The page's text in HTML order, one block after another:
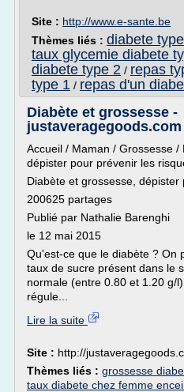
Site : http://www.e-sante.be
Thèmes liés : diabete
taux glycemie diabete
diabete type 2 / repas
type 1 / repas d'un
Diabète et grossesse -
justaveragegoods.com
Accueil / Maman / Grossesse /
dépister pour prévenir les
Diabète et grossesse,
200625 partages
Publié par Nathalie Barenghi
le 12 mai 2015
Qu'est-ce que le diabète ? On
taux de sucre présent dans le
normale (entre 0.80 et 1.20 g/
régule...
Lire la suite
Site : http://
Thèmes liés : grossesse
taux diabete chez femme